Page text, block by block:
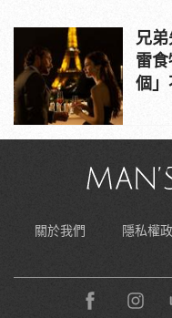
兄弟
雷
個」
關於我們 隱私權